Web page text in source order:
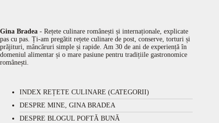
Gina Bradea - Rețete culinare românești și internaționale, explicate
pas cu pas. Ți-am pregătit rețete culinare de post, conserve, torturi și
prăjituri, mâncăruri simple și rapide. Am 30 de ani de experiență în
domeniul alimentar și o mare pasiune pentru tradițiile gastronomice
românești.
INDEX REȚETE CULINARE (CATEGORII)
DESPRE MINE, GINA BRADEA
DESPRE BLOGUL POFTĂ BUNĂ